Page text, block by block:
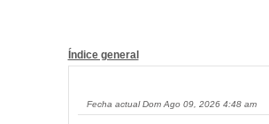
Índice general
Fecha actual Dom Ago 09, 2026 4:48 am